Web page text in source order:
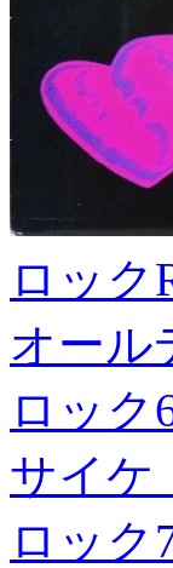
ロック
オール
ロック
サイケ
ロック